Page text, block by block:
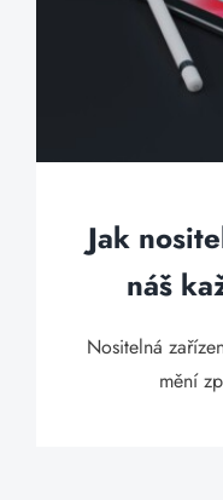
Jak
náš
Nositelná
mění